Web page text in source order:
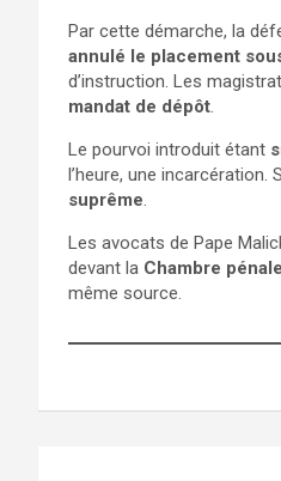
Par cette démarche, la
annulé le placement
d’instruction. Les
mandat de dépôt.
Le pourvoi introduit étant
l’heure, une
suprême.
Les avocats de Pape
devant la Chambre pénale
même source.